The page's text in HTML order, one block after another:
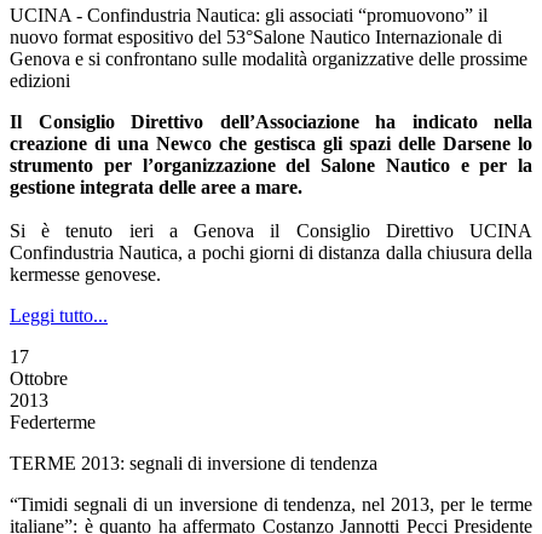
UCINA - Confindustria Nautica: gli associati “promuovono” il
nuovo format espositivo del 53°Salone Nautico Internazionale di
Genova e si confrontano sulle modalità organizzative delle prossime
edizioni
Il Consiglio Direttivo dell’Associazione ha indicato nella
creazione di una Newco che gestisca gli spazi delle Darsene lo
strumento per l’organizzazione del Salone Nautico e per la
gestione integrata delle aree a mare.
Si è tenuto ieri a Genova il Consiglio Direttivo UCINA
Confindustria Nautica, a pochi giorni di distanza dalla chiusura della
kermesse genovese.
Leggi tutto...
17
Ottobre
2013
Federterme
TERME 2013: segnali di inversione di tendenza
“Timidi segnali di un inversione di tendenza, nel 2013, per le terme
italiane”: è quanto ha affermato Costanzo Jannotti Pecci Presidente